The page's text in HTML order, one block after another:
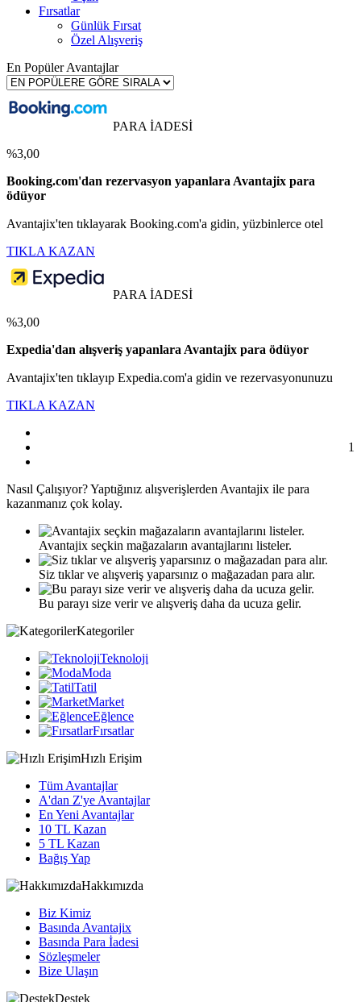
Fırsatlar
Günlük Fırsat
Özel Alışveriş
En Popüler Avantajlar
PARA İADESİ
%3,00
Booking.com'dan rezervasyon yapanlara Avantajix para
ödüyor
Avantajix'ten tıklayarak Booking.com'a gidin, yüzbinlerce otel
TIKLA KAZAN
PARA İADESİ
%3,00
Expedia'dan alışveriş yapanlara Avantajix para ödüyor
Avantajix'ten tıklayıp Expedia.com'a gidin ve rezervasyonunuzu
TIKLA KAZAN
1
Nasıl Çalışıyor?Yaptığınız alışverişlerden Avantajix ile para
kazanmanız çok kolay.
Avantajix seçkin mağazaların avantajlarını listeler.
Siz tıklar ve alışveriş yaparsınız o mağazadan para alır.
Bu parayı size verir ve alışveriş daha da ucuza gelir.
Kategoriler
Teknoloji
Moda
Tatil
Market
Eğlence
Fırsatlar
Hızlı Erişim
Tüm Avantajlar
A'dan Z'ye Avantajlar
En Yeni Avantajlar
10 TL Kazan
5 TL Kazan
Bağış Yap
Hakkımızda
Biz Kimiz
Basında Avantajix
Basında Para İadesi
Sözleşmeler
Bize Ulaşın
Destek